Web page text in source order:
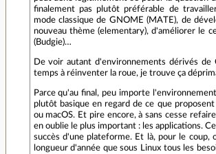
finalement pas plutôt préférable de
mode classique de GNOME (MATE), de
nouveau thème (elementary), d'améliorer le
(Budgie)…
De voir autant d'environnements dérivés de
temps à réinventer la roue, je trouve ça
Parce qu'au final, peu importe
plutôt basique en regard de ce que
ou macOS. Et pire encore, à sans cesse
en oublie le plus important : les applications.
succès d'une plateforme. Et là, pour le coup,
longueur d'année que sous Linux tous les